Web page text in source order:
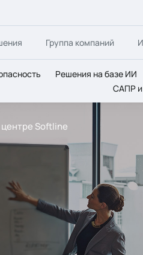
Группа компаний
Решения на базе ИИ
САПР
центре Softline